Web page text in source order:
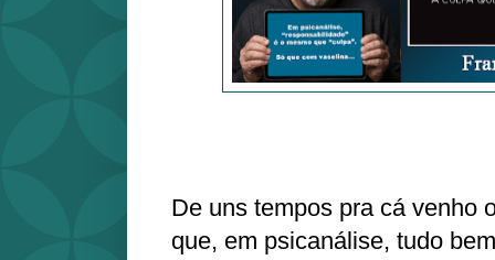
De uns tempos pra cá venho
que, em psicanálise, tudo